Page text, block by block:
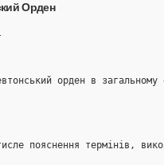
Орден
орден в
пояснення термінів,